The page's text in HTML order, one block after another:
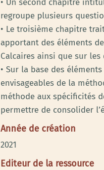
• Un second chapitre
regroupe plusieurs
• Le troisième chapitre
apportant des éléments
Calcaires ainsi que sur les
• Sur la base des
envisageables de la
méthode aux spécificités
permettre de consolider
Année de création
2021
Editeur de la ressource